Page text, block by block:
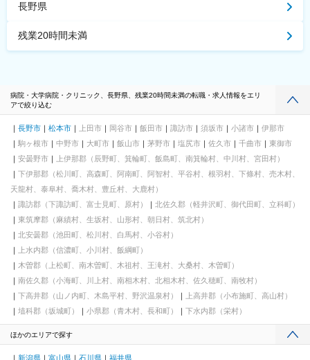
長野県
残業20時間未満
病院・大学病院・クリニック、長野県、残業20時間未満の転職・求人情報をエリ
アで絞り込む
長野市 松本市 上田市 岡谷市 飯田市 諏訪市 須坂市 小諸市
伊那市
駒ヶ根市
中野市 大町市 飯山市 茅野市 塩尻市 佐久市 千曲市
東御市
安曇野市
上伊那郡（辰野町、箕輪町、飯島町、南箕輪村、中川村、宮田村）
下伊那郡（松川町、高森町、阿南町、阿智村、平谷村、根羽村、下條村、売木村、
天龍村、泰阜村、喬木村、豊丘村、大鹿村）
諏訪郡（下諏訪町、富士見町、原村）
北佐久郡（軽井沢町、御代田町、立科町）
東筑摩郡（麻績村、生坂村、山形村、朝日村、筑北村）
北安曇郡（池田町、松川村、白馬村、小谷村）
上水内郡（信濃町、小川村、飯綱町）
木曽郡（上松町、南木曽町、木祖村、王滝村、大桑村、木曽町）
南佐久郡（小海町、川上村、南相木村、北相木村、佐久穂町、南牧村）
下高井郡（山ノ内町、木島平村、野沢温泉村）
上高井郡（小布施町、高山村）
埴科郡（坂城町）
小県郡（青木村、長和町） 下水内郡（栄村）
ほかのエリアで探す
新潟県 富山県 石川県 福井県